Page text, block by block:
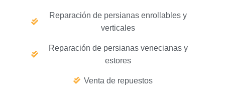
Reparación de persianas enrollables y
verticales
Reparación de persianas venecianas y
estores
Venta de repuestos